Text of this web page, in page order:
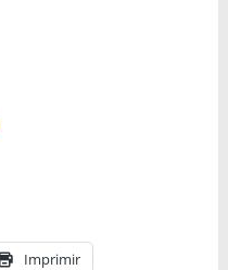
Imprimir